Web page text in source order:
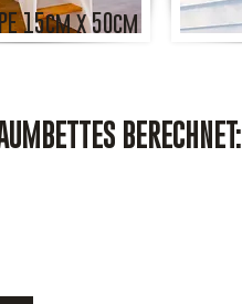
15cm x 50cm
BERECHNET: